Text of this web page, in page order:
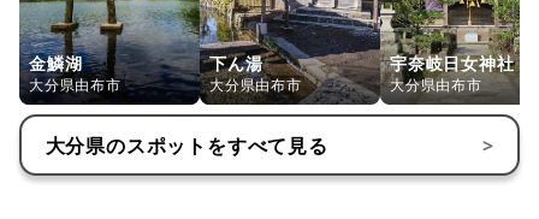
金鱗湖
大分県由布市
下ん湯
大分県由布市
宇奈岐日女神社
大分県由布市
大分県のスポットをすべて見る >